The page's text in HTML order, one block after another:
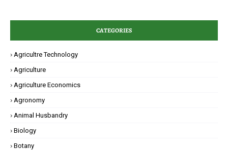
CATEGORIES
Agricultre Technology
Agriculture
Agriculture Economics
Agronomy
Animal Husbandry
Biology
Botany